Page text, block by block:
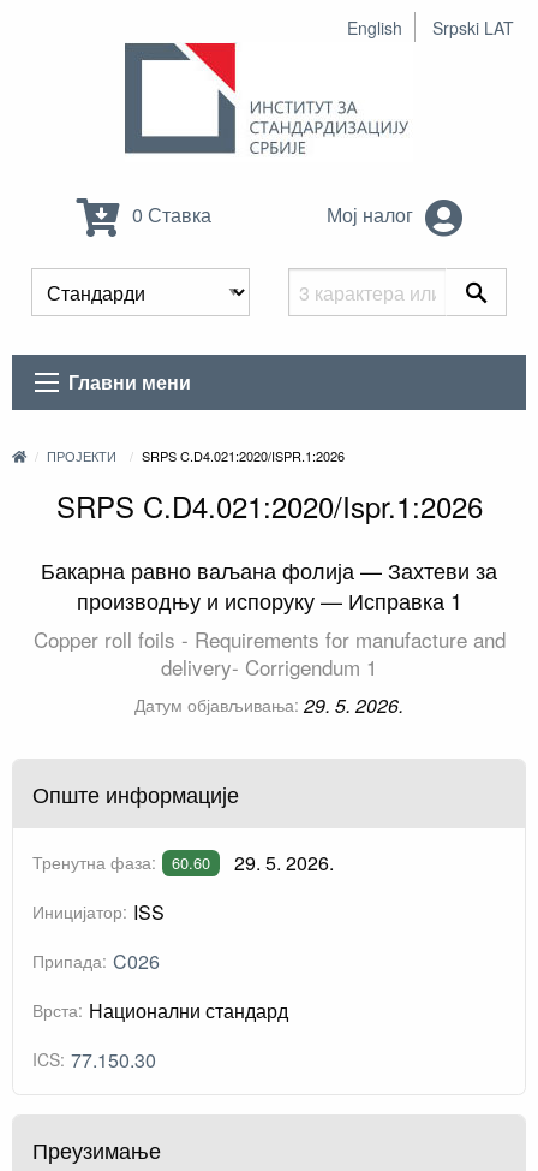
English Srpski LAT
0 Ставка Мој налог
Главни мени
ПРОЈЕКТИ SRPS C.D4.021:2020/ISPR.1:2026
SRPS C.D4.021:2020/Ispr.1:2026
Бакарна равно ваљана фолија — Захтеви за
производњу и испоруку — Исправка 1
Copper roll foils - Requirements for manufacture and
delivery- Corrigendum 1
Датум објављивања: 29. 5. 2026.
Опште информације
Тренутна фаза: 60.60 29. 5. 2026.
Иницијатор: ISS
Припада: C026
Врста: Национални стандард
ICS: 77.150.30
Преузимање